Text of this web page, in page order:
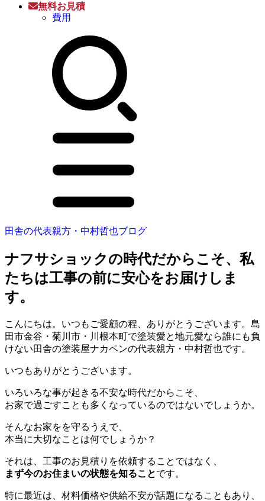
無料お見積
費用
田舎の代表親方・中村哲也ブログ
ナフサショックの時代だからこそ、私
たちは工事の前に安心をお届けしま
す。
こんにちは。いつもご愛顧の程、ありがとうございます。島
田市金谷・菊川市・川根本町で塗装愛と地元愛なら誰にも負
けない田舎の塗装屋ナカペンの代表親方・中村哲也です。
いつもありがとうございます。
いろいろな事が起きる不安な時代だからこそ、
お家で過ごすことも多くなっているのではないでしょうか。
そんなお家をを守るうえで、
本当に大切なことは何でしょうか？
それは、工事のお見積りを依頼することではなく、
まず今のお住まいの状態を知ることです。
特に最近は、材料価格や供給不安が話題になることもあり、